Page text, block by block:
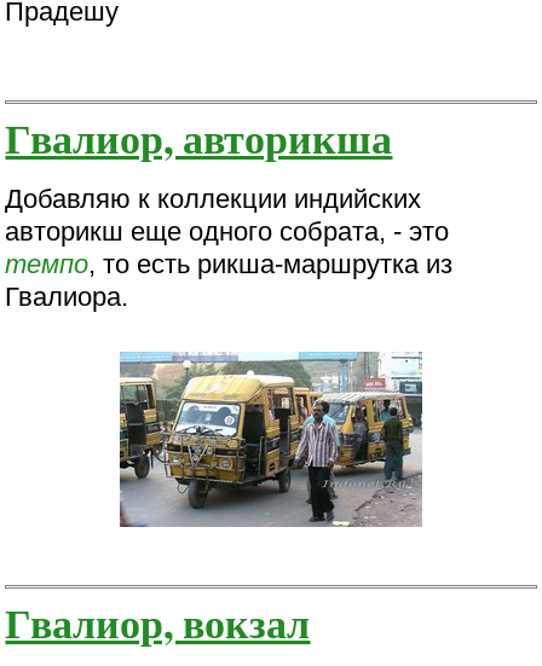
Прадешу
Гвалиор, авторикша
Добавляю к коллекции индийских
авторикш еще одного собрата, - это
темпо, то есть рикша-маршрутка из
Гвалиора.
Гвалиор, вокзал